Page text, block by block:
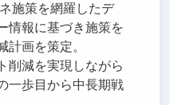
施策を網羅したデ
情報に基づき施策を
計画を策定。
削減を実現しながら
一歩目から中長期戦